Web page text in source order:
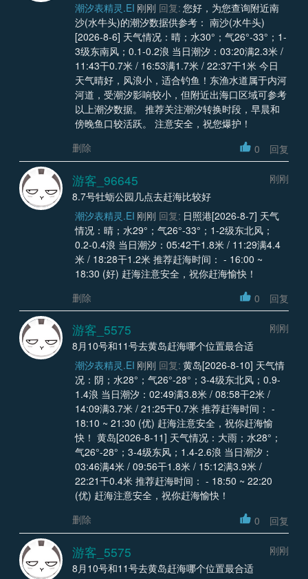
潮汐表精灵.EI 刚刚 回复: 您好，为您查询附近南
沙(水牛头)的潮汐数据供参考： 南沙(水牛头)
[2026-8-6] 天气情况：晴；水30°；气26°-33°；1-
3级东南风；0.1-0.2浪 当日潮汐：03:20满2.3米 /
11:43干0.7米 / 16:53满1.7米 / 22:37干1米 今日
天气晴好，风浪小，适合钓鱼！东渔水道属于内河
河道，受潮汐影响较小，但附近出海口区域可参考
以上潮汐数据。 推荐关注潮汐转换时段，早晨和
傍晚鱼口较活跃。 注意安全，祝您爆护！
删除
0 回复
游客_96645
刚刚
8.7号牡蛎公园几点去赶海比较好
潮汐表精灵.EI 刚刚 回复: 日照港[2026-8-7] 天气
情况：晴；水29°；气26°-33°；1-2级东北风；
0.2-0.4浪 当日潮汐：05:42干1.8米 / 11:29满4.4
米 / 18:28干1.2米 推荐赶海时间： - 16:00 ~
18:30 (好) 赶海注意安全，祝你赶海愉快！
删除
0 回复
游客_5575
刚刚
8月10号和11号去黄岛赶海哪个位置最合适
潮汐表精灵.EI 刚刚 回复: 黄岛[2026-8-10] 天气情
况：阴；水28°；气26°-28°；3-4级东北风；0.9-
1.4浪 当日潮汐：02:49满3.8米 / 08:58干2米 /
14:09满3.7米 / 21:25干0.7米 推荐赶海时间： -
18:10 ~ 21:30 (优) 赶海注意安全，祝你赶海愉
快！ 黄岛[2026-8-11] 天气情况：大雨；水28°；
气26°-28°；3-4级东风；1.4-2.6浪 当日潮汐：
03:46满4米 / 09:56干1.8米 / 15:12满3.9米 /
22:21干0.4米 推荐赶海时间： - 18:50 ~ 22:20
(优) 赶海注意安全，祝你赶海愉快！
删除
0 回复
游客_5575
刚刚
8月10号和11号去黄岛赶海哪个位置最合适